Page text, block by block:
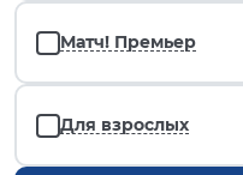
Матч! Премьер
Для взрослых